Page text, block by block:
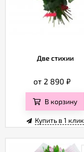
Две стихии
от 2 890₽
В корзину
Купить в 1 клик